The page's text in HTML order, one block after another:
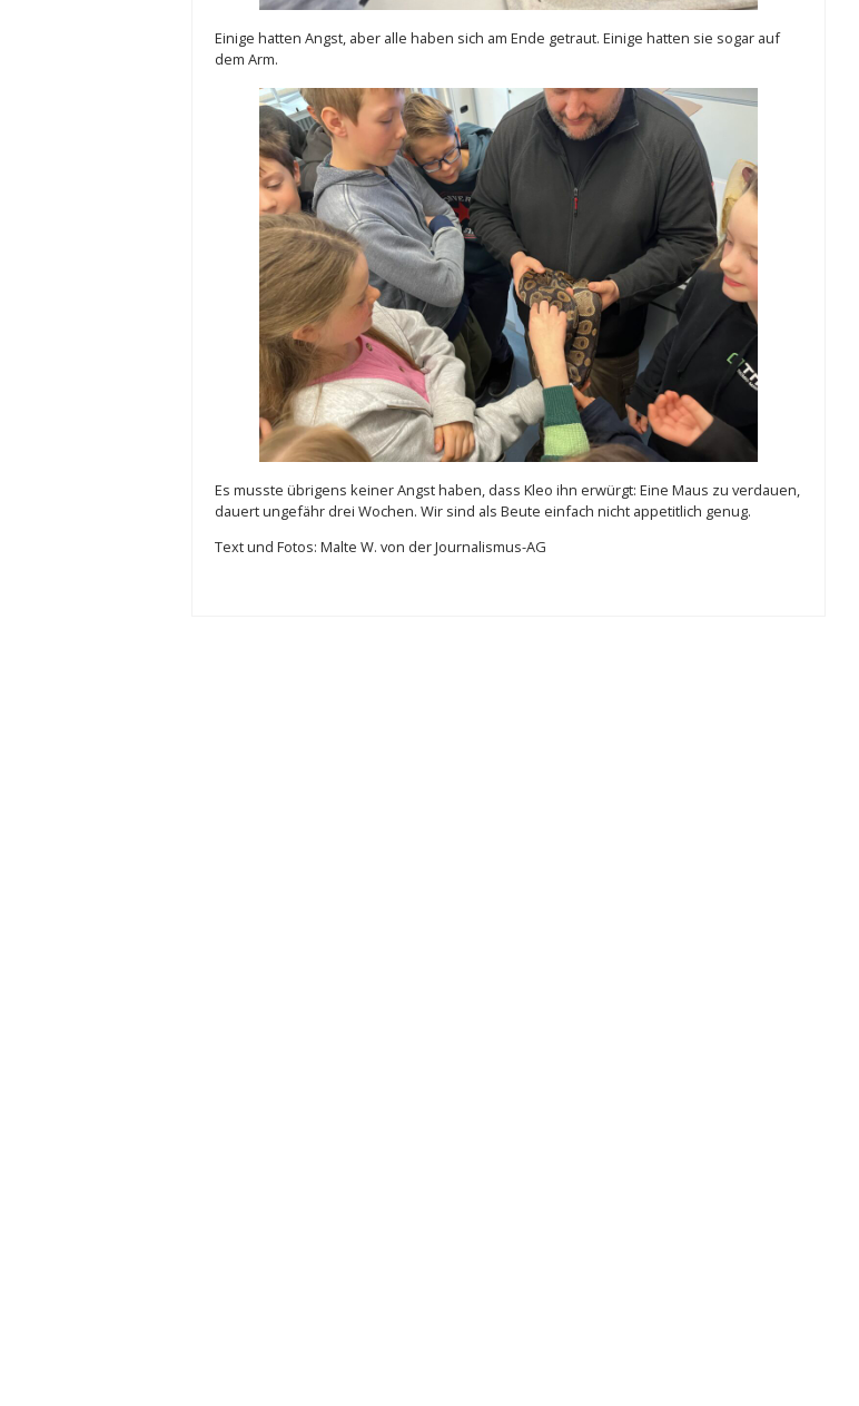
Einige hatten Angst, aber alle haben sich am Ende getraut. Einige hatten sie sogar auf
dem Arm.
Es musste übrigens keiner Angst haben, dass Kleo ihn erwürgt: Eine Maus zu verdauen,
dauert ungefähr drei Wochen. Wir sind als Beute einfach nicht appetitlich genug.
Text und Fotos: Malte W. von der Journalismus-AG